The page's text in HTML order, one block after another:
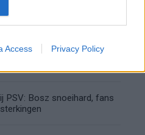
Access Privacy Policy
Twente als Drommel
heeft Ten Hag
hilariteit tijdens
PSV: Bosz snoeihard, fans